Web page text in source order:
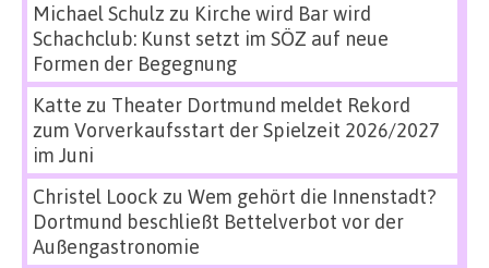
Michael Schulz zu Kirche wird Bar wird
Schachclub: Kunst setzt im SÖZ auf neue
Formen der Begegnung
Katte zu Theater Dortmund meldet Rekord
zum Vorverkaufsstart der Spielzeit 2026/2027
im Juni
Christel Loock zu Wem gehört die Innenstadt?
Dortmund beschließt Bettelverbot vor der
Außengastronomie